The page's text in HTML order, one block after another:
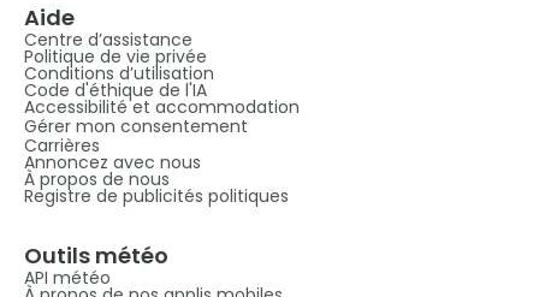
Aide
Centre d’assistance
Politique de vie privée
Conditions d’utilisation
Code d'éthique de l'IA
Accessibilité et accommodation
Gérer mon consentement
Carrières
Annoncez avec nous
À propos de nous
Registre de publicités politiques
Outils météo
API météo